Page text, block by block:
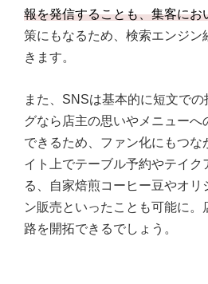
報を発信することも、集客にお
策にもなるため、検索エンジン
きます。
また、SNSは基本的に短文で
グなら店主の思いやメニューへ
できるため、ファン化にもつな
イト上でテーブル予約やテイク
る、自家焙煎コーヒー豆やオリ
ン販売といったことも可能に。
路を開拓できるでしょう。